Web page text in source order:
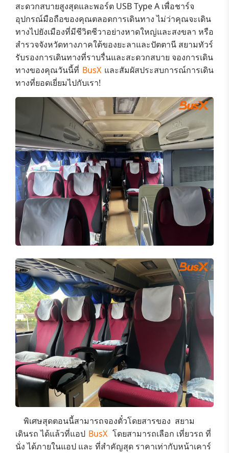
สะดวกสบายสูงสุดและพอร์ต USB Type A เพื่อชาร์จ
อุปกรณ์มือถือของคุณตลอดการเดินทางไม่ว่าคุณจะเดิน
ทางไปยังเมืองที่มีชีวิตชีวาอย่างหาดใหญ่และสงขลา หรือ
สำรวจจังหวัดทางภาคใต้ของยะลาและปัตตานี สยามทัวร์
รับรองการเดินทางที่ราบรื่นและสะดวกสบาย จองการเดิน
ทางของคุณวันนี้ที่ BusX และสัมผัสประสบการณ์การเดิน
ทางที่ยอดเยี่ยมไปกับเรา!
พิเศษสุดตอนนี้สามารถจองตั๋วโดยสารของ​ สยาม
เดินรถได้แล้วที่แอป BusX โดยสามารถเลือก เที่ยวรถ ที่
นั่งได้ภายในแอป และ ที่สำคัญสุด ราคาเท่ากับหน้าเคาร์